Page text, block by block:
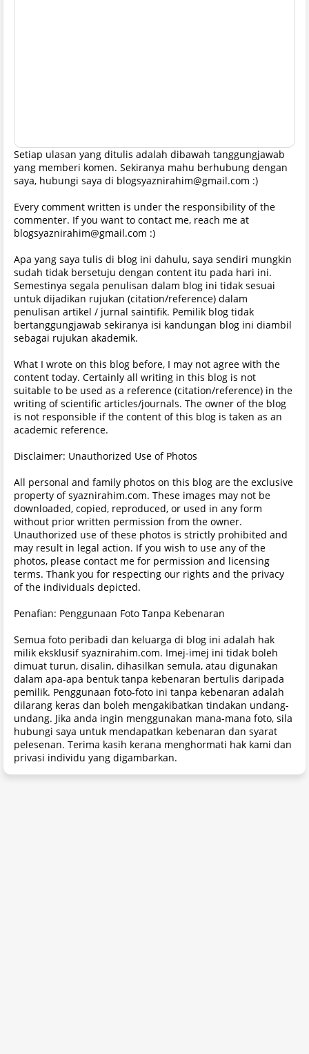
Setiap ulasan yang ditulis adalah dibawah tanggungjawab
yang memberi komen. Sekiranya mahu berhubung dengan
saya, hubungi saya di blogsyaznirahim@gmail.com :)
Every comment written is under the responsibility of the
commenter. If you want to contact me, reach me at
blogsyaznirahim@gmail.com :)
Apa yang saya tulis di blog ini dahulu, saya sendiri mungkin
sudah tidak bersetuju dengan content itu pada hari ini.
Semestinya segala penulisan dalam blog ini tidak sesuai
untuk dijadikan rujukan (citation/reference) dalam
penulisan artikel / jurnal saintifik. Pemilik blog tidak
bertanggungjawab sekiranya isi kandungan blog ini diambil
sebagai rujukan akademik.
What I wrote on this blog before, I may not agree with the
content today. Certainly all writing in this blog is not
suitable to be used as a reference (citation/reference) in the
writing of scientific articles/journals. The owner of the blog
is not responsible if the content of this blog is taken as an
academic reference.
Disclaimer: Unauthorized Use of Photos
All personal and family photos on this blog are the exclusive
property of syaznirahim.com. These images may not be
downloaded, copied, reproduced, or used in any form
without prior written permission from the owner.
Unauthorized use of these photos is strictly prohibited and
may result in legal action. If you wish to use any of the
photos, please contact me for permission and licensing
terms. Thank you for respecting our rights and the privacy
of the individuals depicted.
Penafian: Penggunaan Foto Tanpa Kebenaran
Semua foto peribadi dan keluarga di blog ini adalah hak
milik eksklusif syaznirahim.com. Imej-imej ini tidak boleh
dimuat turun, disalin, dihasilkan semula, atau digunakan
dalam apa-apa bentuk tanpa kebenaran bertulis daripada
pemilik. Penggunaan foto-foto ini tanpa kebenaran adalah
dilarang keras dan boleh mengakibatkan tindakan undang-
undang. Jika anda ingin menggunakan mana-mana foto, sila
hubungi saya untuk mendapatkan kebenaran dan syarat
pelesenan. Terima kasih kerana menghormati hak kami dan
privasi individu yang digambarkan.